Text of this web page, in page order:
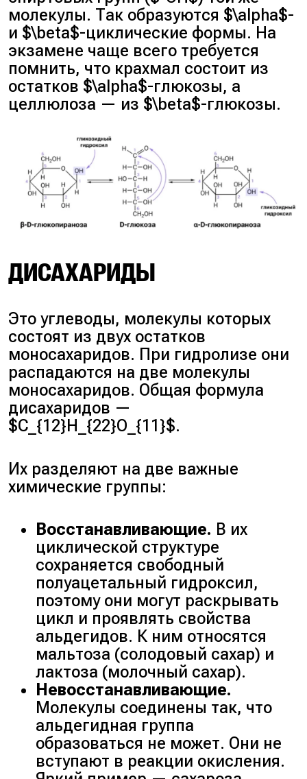
молекулы. Так образуются $\alpha$-
и $\beta$-циклические формы. На
экзамене чаще всего требуется
помнить, что крахмал состоит из
остатков $\alpha$-глюкозы, а
целлюлоза — из $\beta$-глюкозы.
ДИСАХАРИДЫ
Это углеводы, молекулы которых
состоят из двух остатков
моносахаридов. При гидролизе они
распадаются на две молекулы
моносахаридов. Общая формула
дисахаридов —
$C_{12}H_{22}O_{11}$.
Их разделяют на две важные
химические группы:
Восстанавливающие. В их
циклической структуре
сохраняется свободный
полуацетальный гидроксил,
поэтому они могут раскрывать
цикл и проявлять свойства
альдегидов. К ним относятся
мальтоза (солодовый сахар) и
лактоза (молочный сахар).
Невосстанавливающие.
Молекулы соединены так, что
альдегидная группа
образоваться не может. Они не
вступают в реакции окисления.